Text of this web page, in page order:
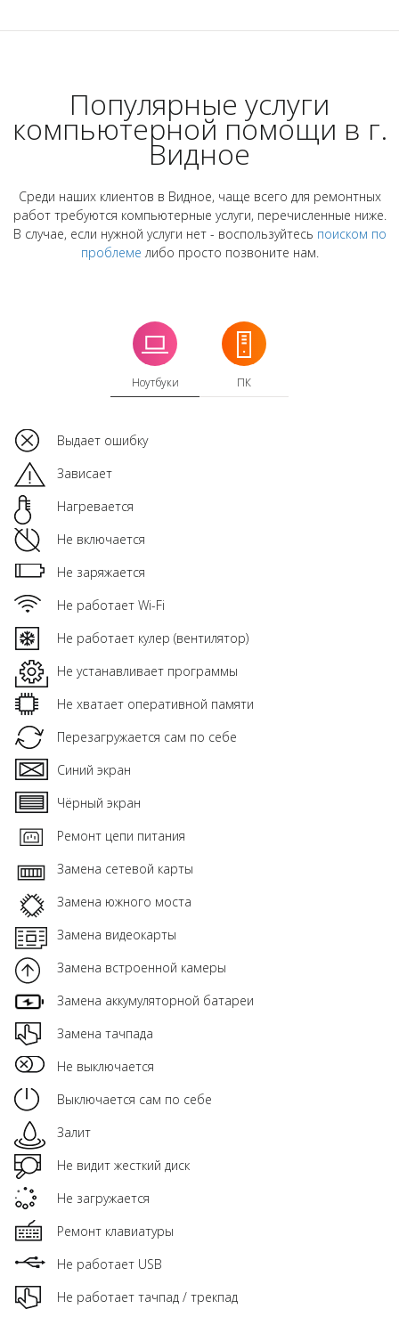
Популярные услуги
компьютерной помощи в г.
Видное
Среди наших клиентов в Видное, чаще всего для ремонтных
работ требуются компьютерные услуги, перечисленные ниже.
В случае, если нужной услуги нет - воспользуйтесь поиском по
проблеме либо просто позвоните нам.
Ноутбуки ПК
Выдает ошибку
Зависает
Нагревается
Не включается
Не заряжается
Не работает Wi-Fi
Не работает кулер (вентилятор)
Не устанавливает программы
Не хватает оперативной памяти
Перезагружается сам по себе
Синий экран
Чёрный экран
Ремонт цепи питания
Замена сетевой карты
Замена южного моста
Замена видеокарты
Замена встроенной камеры
Замена аккумуляторной батареи
Замена тачпада
Не выключается
Выключается сам по себе
Залит
Не видит жесткий диск
Не загружается
Ремонт клавиатуры
Не работает USB
Не работает тачпад / трекпад